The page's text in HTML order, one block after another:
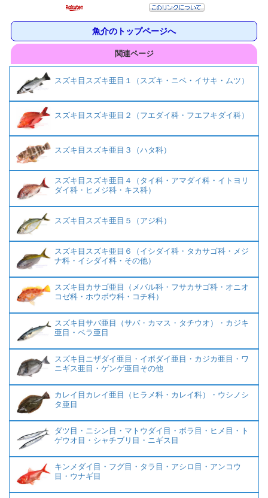
魚介のトップページへ
関連ページ
スズキ目スズキ亜目１（スズキ・ニベ・イサキ・ムツ）
スズキ目スズキ亜目２（フエダイ科・フエフキダイ科）
スズキ目スズキ亜目３（ハタ科）
スズキ目スズキ亜目４（タイ科・アマダイ科・イトヨリ
ダイ科・ヒメジ科・キス科）
スズキ目スズキ亜目５（アジ科）
スズキ目スズキ亜目６（イシダイ科・タカサゴ科・メジ
ナ科・イシダイ科・その他）
スズキ目カサゴ亜目（メバル科・フサカサゴ科・オニオ
コゼ科・ホウボウ科・コチ科）
スズキ目サバ亜目（サバ・カマス・タチウオ）・カジキ
亜目・ベラ亜目
スズキ目ニザダイ亜目・イボダイ亜目・カジカ亜目・ワ
ニギス亜目・ゲンゲ亜目その他
カレイ目カレイ亜目（ヒラメ科・カレイ科）・ウシノシ
タ亜目
ダツ目・ニシン目・マトウダイ目・ボラ目・ヒメ目・ト
ゲウオ目・シャチブリ目・ニギス目
キンメダイ目・フグ目・タラ目・アシロ目・アンコウ
目・ウナギ目